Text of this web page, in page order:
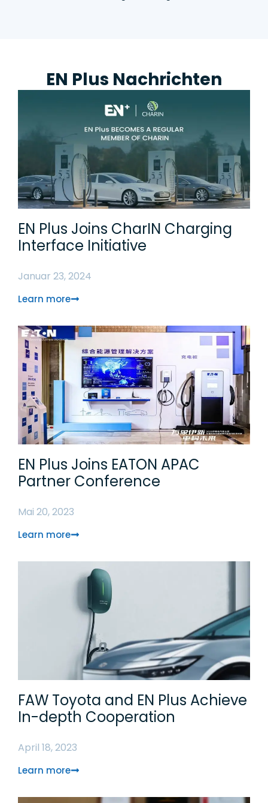
EN Plus Nachrichten
EN Plus Joins CharIN Charging
Interface Initiative
Januar 23, 2024
Learn more
EN Plus Joins EATON APAC
Partner Conference
Mai 20, 2023
Learn more
FAW Toyota and EN Plus Achieve
In-depth Cooperation
April 18, 2023
Learn more